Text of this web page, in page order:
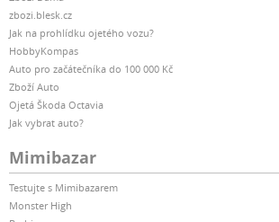
zbozi.blesk.cz
Jak na prohlídku ojetého vozu?
HobbyKompas
Auto pro začátečníka do 100 000 Kč
Zboží Auto
Ojetá Škoda Octavia
Jak vybrat auto?
Mimibazar
Testujte s Mimibazarem
Monster High